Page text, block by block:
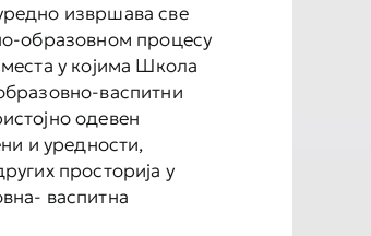
извршава све
образовном процесу
у којима Школа
васпитни
одевен
и уредности,
просторија у
васпитна